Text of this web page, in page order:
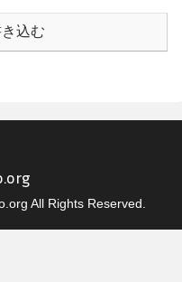
込む
All Rights Reserved.